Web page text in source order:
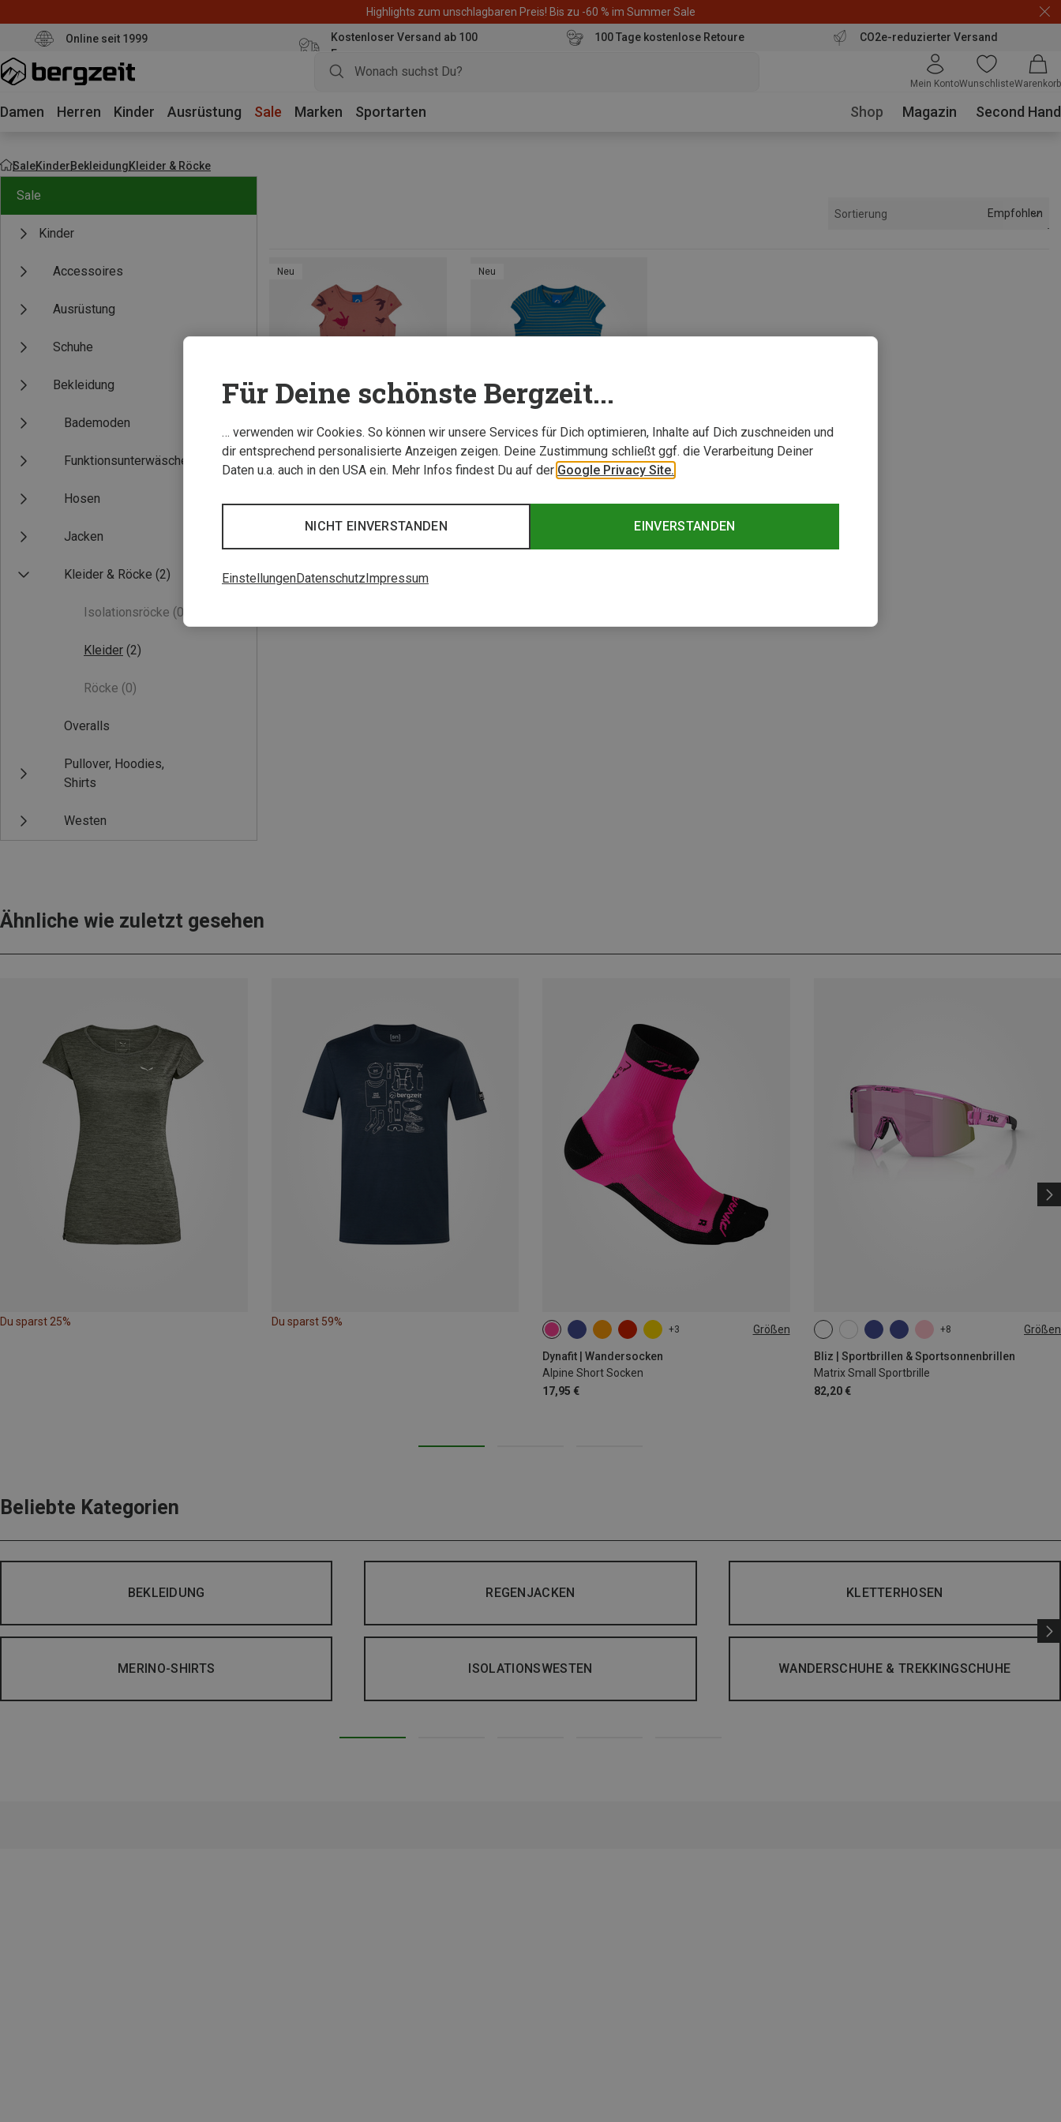
Highlights zum unschlagbaren Preis! Bis zu -60 % im Summer Sale
Online seit 1999
Kostenloser Versand ab 100
Euro
100 Tage kostenlose Retoure CO2e-reduzierter Versand
Mein KontoWunschlisteWarenkorb
Damen Herren Kinder Ausrüstung Sale Marken Sportarten Shop Magazin Second Hand
SaleKinderBekleidungKleider & Röcke
Sale
Kinder
Accessoires
Ausrüstung
Schuhe
Bekleidung
Bademoden
Funktionsunterwäsche
Hosen
Jacken
Kleider & Röcke (2)
Isolationsröcke (0)
Kleider (2)
Röcke (0)
Overalls
Pullover, Hoodies,
Shirts
Westen
Sortierung Empfohlen
Neu
Du sparst 46%
Neu
Du sparst 65%
Ähnliche wie zuletzt gesehen
Du sparst 25% Du sparst 59%
+3 Größen
Dynafit | Wandersocken
Alpine Short Socken
17,95 €
35|36|37|38 39|40|41|42
+8 Größen
Bliz | Sportbrillen & Sportsonnenbrillen
Matrix Small Sportbrille
82,20 €
ONE SIZE
Beliebte Kategorien
BEKLEIDUNG REGENJACKEN KLETTERHOSEN
MERINO-SHIRTS ISOLATIONSWESTEN WANDERSCHUHE & TREKKINGSCHUHE
Für Deine schönste Bergzeit...
… verwenden wir Cookies. So können wir unsere Services für Dich optimieren, Inhalte auf Dich zuschneiden und
dir entsprechend personalisierte Anzeigen zeigen. Deine Zustimmung schließt ggf. die Verarbeitung Deiner
Daten u.a. auch in den USA ein. Mehr Infos findest Du auf der Google Privacy Site.
EINVERSTANDEN
NICHT EINVERSTANDEN
EinstellungenDatenschutzImpressum